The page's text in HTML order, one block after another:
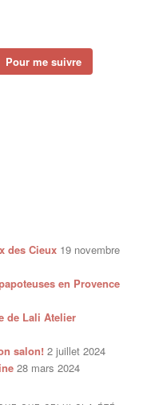
Pour me suivre
des Cieux 19 novembre
en Provence
de Lali Atelier
salon! 2 juillet 2024
28 mars 2024